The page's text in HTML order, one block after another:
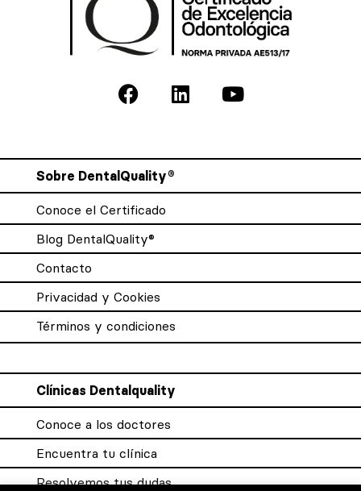
Sobre DentalQuality®
Conoce el Certificado
Blog DentalQuality®
Contacto
Privacidad y Cookies
Términos y condiciones
Clínicas Dentalquality
Conoce a los doctores
Encuentra tu clínica
Resolvemos tus dudas